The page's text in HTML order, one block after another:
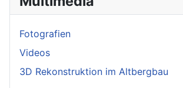
Fotografien
Videos
3D Rekonstruktion im Altbergbau